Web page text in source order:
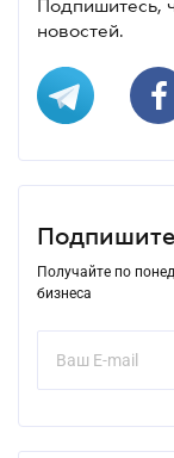
Подпишитесь,
новостей.
Получайте по
бизнеса